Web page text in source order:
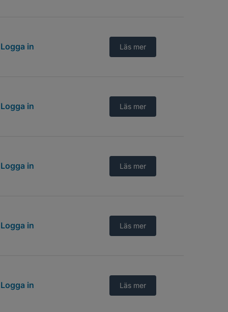
Logga in Läs mer
Logga in Läs mer
Logga in Läs mer
Logga in Läs mer
Logga in Läs mer